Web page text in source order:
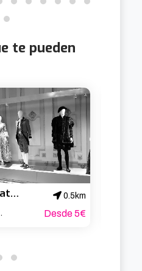
te pueden
Visita guiada al Teatro Arriaga
0.5km
✨
Desde 5€